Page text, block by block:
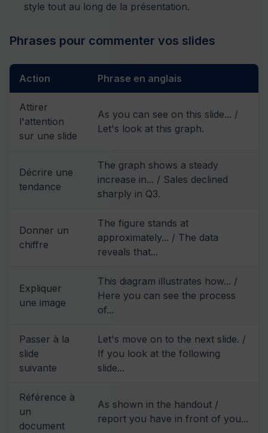
style tout au long de la présentation.
Phrases pour commenter vos slides
Action Phrase en anglais
Attirer
l'attention
sur une slide
As you can see on this slide... /
Let's look at this graph.
Décrire une
tendance
The graph shows a steady
increase in... / Sales declined
sharply in Q3.
Donner un
chiffre
The figure stands at
approximately... / The data
reveals that...
Expliquer
une image
This diagram illustrates how... /
Here you can see the process
of...
Passer à la
slide
suivante
Let's move on to the next slide. /
If you look at the following
slide...
Référence à
un
document
As shown in the handout /
report you have in front of you...